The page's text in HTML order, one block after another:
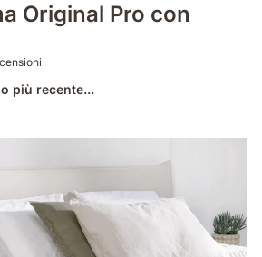
Original Pro con
1476 recensioni
più recente...